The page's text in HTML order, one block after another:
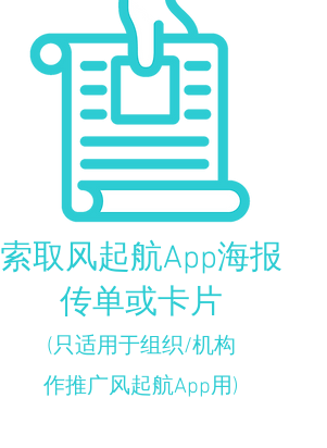
​索取风起航App海报
传单或卡片
(只适用于组织/机构
作推广风起航App用)